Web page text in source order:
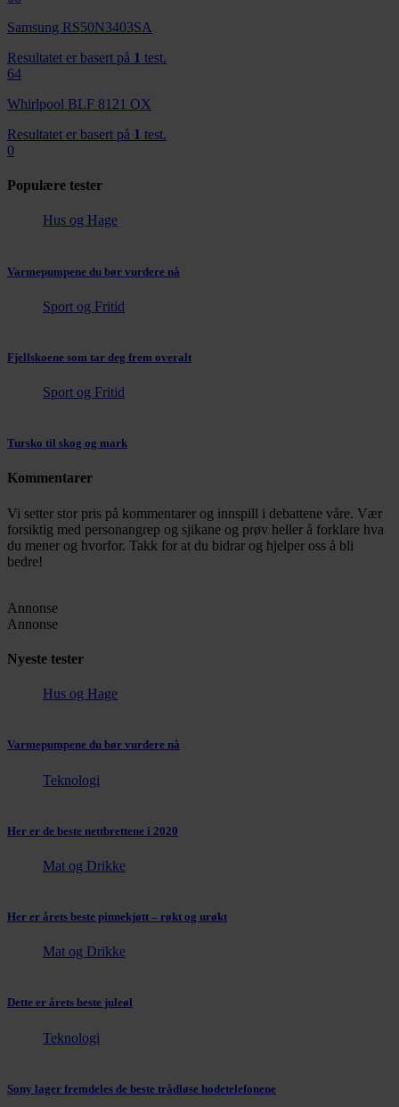
eller som de har samlet inn gjennom din bruk av
tjenestene deres.
Samsung RS50N3403SA
Resultatet er basert på 1 test.
64
Whirlpool BLF 8121 OX
Resultatet er basert på 1 test.
0
Populære tester
Hus og Hage
Varmepumpene du bør vurdere nå
Sport og Fritid
Fjellskoene som tar deg frem overalt
Sport og Fritid
Tursko til skog og mark
Kommentarer
Vi setter stor pris på kommentarer og innspill i debattene våre. Vær
forsiktig med personangrep og sjikane og prøv heller å forklare hva
du mener og hvorfor. Takk for at du bidrar og hjelper oss å bli
bedre!
Annonse
Annonse
Nyeste tester
Hus og Hage
Varmepumpene du bør vurdere nå
Teknologi
Her er de beste nettbrettene i 2020
Mat og Drikke
Her er årets beste pinnekjøtt – røkt og urøkt
Mat og Drikke
Dette er årets beste juleøl
Teknologi
Sony lager fremdeles de beste trådløse hodetelefonene